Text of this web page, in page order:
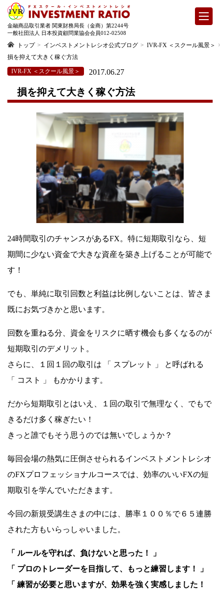
金融商品取引業者 関東財務局長（金商）第2244号
一般社団法人 日本投資顧問業協会会員012-02508
トップ インベストメントレシオ公式ブログ
IVR-FX ＜スクール風景＞
損を抑えて大きく稼ぐ方法
IVR-FX ＜スクール風景＞ 2017.06.27
損を抑えて大きく稼ぐ方法
24時間取引のチャンスがあるFX。特に短期取引なら、短
期間に少ない資金で大きな資産を築き上げることが可能で
す！
でも、単純に取引回数と利益は比例しないことは、皆さま
既にお気づきかと思います。
回数を重ねる分、資金をリスクに晒す機会も多くなるのが
短期取引のデメリット。
さらに、１回１回の取引は 「 スプレット 」 と呼ばれる
「 コスト 」 もかかります。
だから短期取引とはいえ、１回の取引で無理なく、でもで
きるだけ多く稼ぎたい！
きっと誰でもそう思うのでは無いでしょうか？
毎回会場の熱気に圧倒させられるインベストメントレシオ
のFXプロフェッショナルコースでは、効率のいいFXの短
期取引を学んでいただきます。
今回の新規受講生さまの中には、勝率１００％で６５連勝
された方もいらっしゃいました。
「 ルールを守れば、負けないと思った！ 」
「 プロのトレーダーを目指して、もっと練習します！ 」
「 練習が必要と思いますが、効果を強く実感しました！